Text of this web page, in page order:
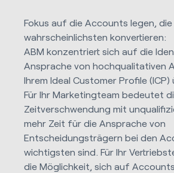
Fokus auf die Accounts legen, die
wahrscheinlichsten konvertieren:
ABM konzentriert sich auf die
Ansprache von hochqualitativen
Ihrem Ideal Customer Profile (ICP)
Für Ihr Marketingteam bedeutet
Zeitverschwendung mit
mehr Zeit für die Ansprache von
Entscheidungsträgern bei den
wichtigsten sind. Für Ihr
die Möglichkeit, sich auf